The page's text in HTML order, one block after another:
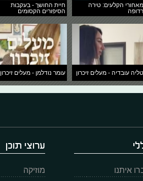
מאחורי הקלעים: טירה
רדופה
חיית החושך - בעקבות
הסיפורים הקסומים
טליה עובדיה - מעלים זיכרון עומר נודלמן - מעלים זיכרון
איתנו
ערוצי תוכן
מוזיקה